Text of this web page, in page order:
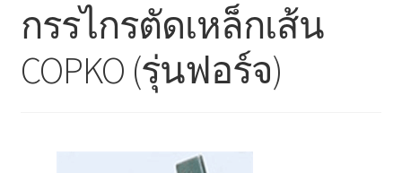
ชำระเงิน
ตะกร้าสินค้า
กรรไกรตัดเหล็กเส้น
COPKO (รุ่นฟอร์จ)